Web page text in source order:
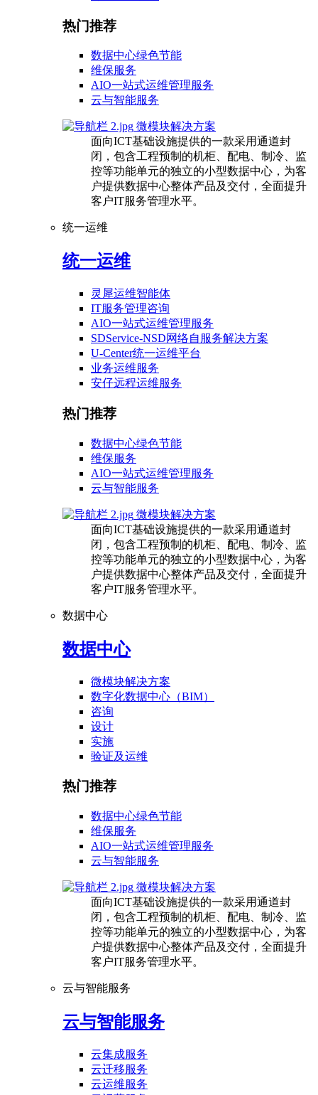
热门推荐
数据中心绿色节能
维保服务
AIO一站式运维管理服务
云与智能服务
微模块解决方案
面向ICT基础设施提供的一款采用通道封
闭，包含工程预制的机柜、配电、制冷、监
控等功能单元的独立的小型数据中心，为客
户提供数据中心整体产品及交付，全面提升
客户IT服务管理水平。
统一运维
统一运维
灵犀运维智能体
IT服务管理咨询
AIO一站式运维管理服务
SDService-NSD网络自服务解决方案
U-Center统一运维平台
业务运维服务
安仔远程运维服务
热门推荐
数据中心绿色节能
维保服务
AIO一站式运维管理服务
云与智能服务
微模块解决方案
面向ICT基础设施提供的一款采用通道封
闭，包含工程预制的机柜、配电、制冷、监
控等功能单元的独立的小型数据中心，为客
户提供数据中心整体产品及交付，全面提升
客户IT服务管理水平。
数据中心
数据中心
微模块解决方案
数字化数据中心（BIM）
咨询
设计
实施
验证及运维
热门推荐
数据中心绿色节能
维保服务
AIO一站式运维管理服务
云与智能服务
微模块解决方案
面向ICT基础设施提供的一款采用通道封
闭，包含工程预制的机柜、配电、制冷、监
控等功能单元的独立的小型数据中心，为客
户提供数据中心整体产品及交付，全面提升
客户IT服务管理水平。
云与智能服务
云与智能服务
云集成服务
云迁移服务
云运维服务